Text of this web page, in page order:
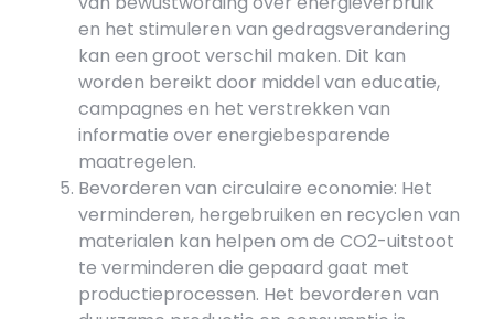
en het stimuleren van gedragsverandering
kan een groot verschil maken. Dit kan
worden bereikt door middel van educatie,
campagnes en het verstrekken van
informatie over energiebesparende
maatregelen.
Bevorderen van circulaire economie: Het
verminderen, hergebruiken en recyclen van
materialen kan helpen om de CO2-uitstoot
te verminderen die gepaard gaat met
productieprocessen. Het bevorderen van